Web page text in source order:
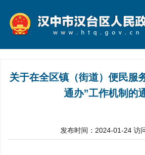
关于在全区镇（街道）便民服
通办”工作机制的
发布时间：2024-01-24 访